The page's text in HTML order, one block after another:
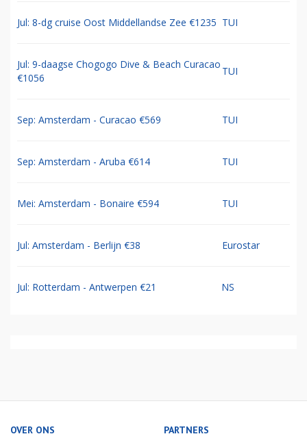
Jul: 8-dg cruise Oost Middellandse Zee €1235 TUI
Jul: 9-daagse Chogogo Dive & Beach Curacao
€1056
TUI
Sep: Amsterdam - Curacao €569 TUI
Sep: Amsterdam - Aruba €614 TUI
Mei: Amsterdam - Bonaire €594 TUI
Jul: Amsterdam - Berlijn €38 Eurostar
Jul: Rotterdam - Antwerpen €21 NS
OVER ONS PARTNERS